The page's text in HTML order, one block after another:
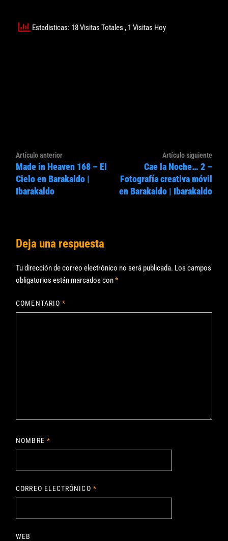
Estadisticas: 18 Visitas Totales, 1 Visitas Hoy
Navegación
de
entradas
Artículo anteriorArtículo
anterior:
Made in Heaven 168 – El
Cielo en Barakaldo |
Ibarakaldo
Artículo siguiente
Cae la Noche… 2 –
Fotografía creativa móvil
en Barakaldo | Ibarakaldo
Deja una respuesta
Tu dirección de correo electrónico no será publicada. Los campos
obligatorios están marcados con*
COMENTARIO*
NOMBRE *
CORREO ELECTRÓNICO *
WEB